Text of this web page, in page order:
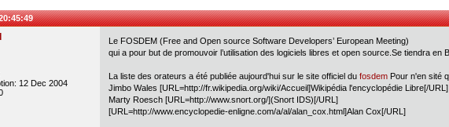
12 Dec 2004
Le FOSDEM (Free and Open source Software Developers’ European Meeting)
qui a pour but de promouvoir l’utilisation des logiciels libres et open source.Se tiendra
La liste des orateurs a été publiée aujourd'hui sur le site officiel du fosdem Pour n'en sité
Jimbo Wales [URL=http://fr.wikipedia.org/wiki/Accueil]Wikipédia l'encyclopédie Libre[/URL]
Marty Roesch [URL=http://www.snort.org/](Snort IDS)[/URL]
[URL=http://www.encyclopedie-enligne.com/a/al/alan_cox.html]Alan Cox[/URL]